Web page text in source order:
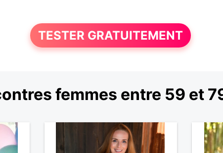
TESTER GRATUITEMENT
femmes entre 59 et